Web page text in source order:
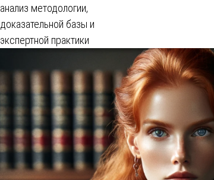
анализ методологии,
доказательной базы и
экспертной практики